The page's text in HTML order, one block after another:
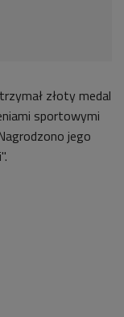
złoty medal
sportowymi
jego